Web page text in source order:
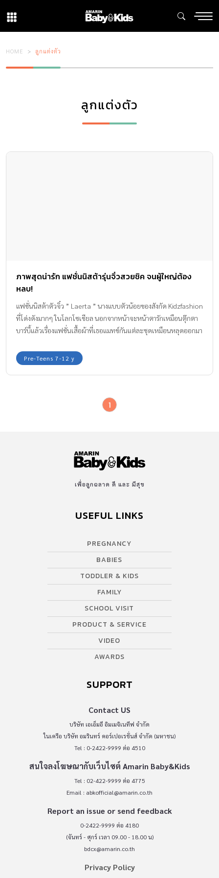
HOME ลูกแต่งตัว
ลูกแต่งตัว
ภาพสุดน่ารัก แฟชั่นนิสต้ารุ่นจิ๋วสวยชิค จนผู้ใหญ่ต้อง
หลบ!
แฟชั่นนิสต้าตัวจิ๋ว ” Laerta ” นางแบบตัวน้อยของสังกัด Kidzfashion
ที่โด่งดังมากๆ ในโลกโซเชียล นอกจากหน้าจะหน้าตารักเหมือนตุ๊กตา
บาร์บี้แล้วเรื่องแฟชั่นเสื้อผ้าที่เธอแมทช์กันแต่ละชุดเหมือนหลุดออกมา
มีทั้งสาวไทยและต่างประเทศ ที่ค่อยเข้าไปดูแฟชั่นชิคๆ ในแต่ละชุด
รวมไปถึงท่าโพสต์ราวกับสะสมประสบการณ์มาแล้วหลายปี สำหรับคุณ
เองตามแบบ รับรองว่าคุณจะชิคเหมือนแบบแฟชั่นไอคอนตัวจิ๋วคนนี้
Pre-Teens 7-12 y
1
เพื่อลูกฉลาด ดี และ มีสุข
USEFUL LINKS
PREGNANCY
BABIES
TODDLER & KIDS
FAMILY
SCHOOL VISIT
PRODUCT & SERVICE
VIDEO
AWARDS
SUPPORT
Contact US
บริษัท เอเอ็มอี อิมเมจิเนทีฟ จำกัด
ในเครือ บริษัท อมรินทร์ คอร์เปอเรชั่นส์ จำกัด (มหาชน)
Tel : 0-2422-9999 ต่อ 4510
สนใจลงโฆษณากับเว็บไซต์ Amarin Baby&Kids
Tel : 02-422-9999 ต่อ 4775
Email : abkofficial@amarin.co.th
Report an issue or send feedback
0-2422-9999 ต่อ 4180
(จันทร์ - ศุกร์ เวลา 09.00 - 18.00 น)
bdcx@amarin.co.th
Privacy Policy